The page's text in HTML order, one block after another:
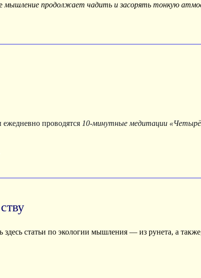
мышление продолжает чадить и засорять тонкую
проводятся 10-минутные медитации
статьи по экологии мышления — из рунета, а